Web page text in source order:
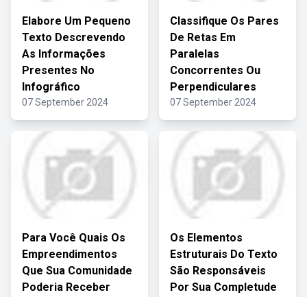
Elabore Um Pequeno
Texto Descrevendo
As Informações
Presentes No
Infográfico
07 September 2024
Classifique Os Pares
De Retas Em
Paralelas
Concorrentes Ou
Perpendiculares
07 September 2024
Para Você Quais Os
Empreendimentos
Que Sua Comunidade
Poderia Receber
Os Elementos
Estruturais Do Texto
São Responsáveis
Por Sua Completude